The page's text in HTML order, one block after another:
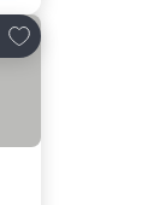
Añadir a favoritos